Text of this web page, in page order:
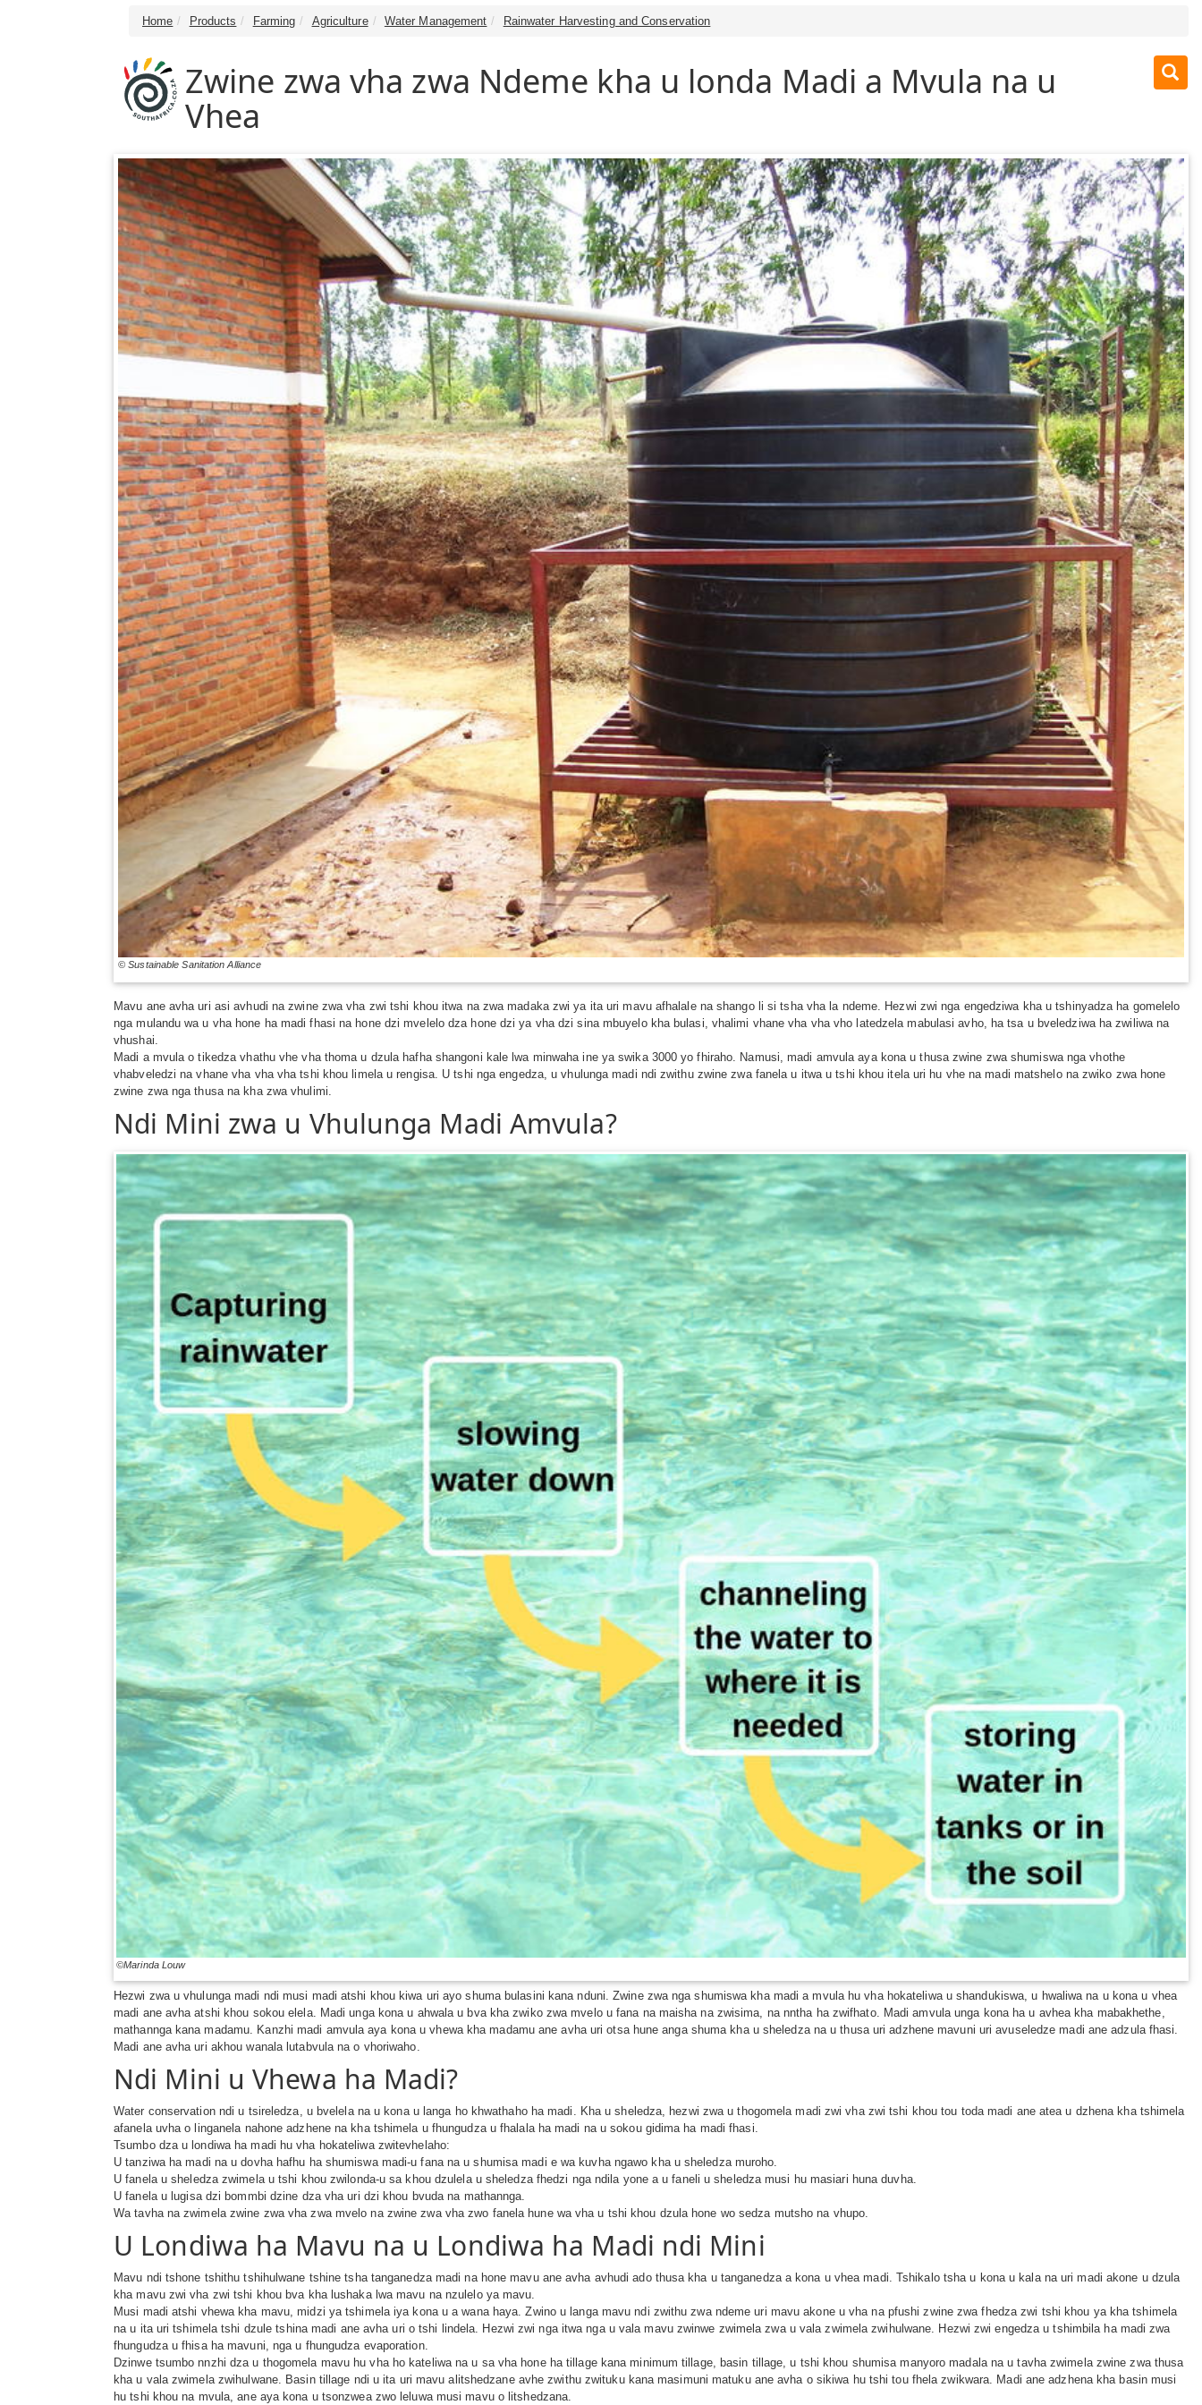
Home Products Farming Agriculture Water Management Rainwater Harvesting and Conservation
Zwine zwa vha zwa Ndeme kha u londa Madi a Mvula na u
Vhea
© Sustainable Sanitation Alliance
Mavu ane avha uri asi avhudi na zwine zwa vha zwi tshi khou itwa na zwa madaka zwi ya ita uri mavu afhalale na shango li si tsha vha la ndeme. Hezwi zwi nga engedziwa kha u tshinyadza ha gomelelo
nga mulandu wa u vha hone ha madi fhasi na hone dzi mvelelo dza hone dzi ya vha dzi sina mbuyelo kha bulasi, vhalimi vhane vha vha vho latedzela mabulasi avho, ha tsa u bveledziwa ha zwiliwa na
vhushai.
Madi a mvula o tikedza vhathu vhe vha thoma u dzula hafha shangoni kale lwa minwaha ine ya swika 3000 yo fhiraho. Namusi, madi amvula aya kona u thusa zwine zwa shumiswa nga vhothe
vhabveledzi na vhane vha vha vha tshi khou limela u rengisa. U tshi nga engedza, u vhulunga madi ndi zwithu zwine zwa fanela u itwa u tshi khou itela uri hu vhe na madi matshelo na zwiko zwa hone
zwine zwa nga thusa na kha zwa vhulimi.
Ndi Mini zwa u Vhulunga Madi Amvula?
©Marinda Louw
Hezwi zwa u vhulunga madi ndi musi madi atshi khou kiwa uri ayo shuma bulasini kana nduni. Zwine zwa nga shumiswa kha madi a mvula hu vha hokateliwa u shandukiswa, u hwaliwa na u kona u vhea
madi ane avha atshi khou sokou elela. Madi unga kona u ahwala u bva kha zwiko zwa mvelo u fana na maisha na zwisima, na nntha ha zwifhato. Madi amvula unga kona ha u avhea kha mabakhethe,
mathannga kana madamu. Kanzhi madi amvula aya kona u vhewa kha madamu ane avha uri otsa hune anga shuma kha u sheledza na u thusa uri adzhene mavuni uri avuseledze madi ane adzula fhasi.
Madi ane avha uri akhou wanala lutabvula na o vhoriwaho.
Ndi Mini u Vhewa ha Madi?
Water conservation ndi u tsireledza, u bvelela na u kona u langa ho khwathaho ha madi. Kha u sheledza, hezwi zwa u thogomela madi zwi vha zwi tshi khou tou toda madi ane atea u dzhena kha tshimela
afanela uvha o linganela nahone adzhene na kha tshimela u fhungudza u fhalala ha madi na u sokou gidima ha madi fhasi.
Tsumbo dza u londiwa ha madi hu vha hokateliwa zwitevhelaho:
U tanziwa ha madi na u dovha hafhu ha shumiswa madi-u fana na u shumisa madi e wa kuvha ngawo kha u sheledza muroho.
U fanela u sheledza zwimela u tshi khou zwilonda-u sa khou dzulela u sheledza fhedzi nga ndila yone a u faneli u sheledza musi hu masiari huna duvha.
U fanela u lugisa dzi bommbi dzine dza vha uri dzi khou bvuda na mathannga.
Wa tavha na zwimela zwine zwa vha zwa mvelo na zwine zwa vha zwo fanela hune wa vha u tshi khou dzula hone wo sedza mutsho na vhupo.
U Londiwa ha Mavu na u Londiwa ha Madi ndi Mini
Mavu ndi tshone tshithu tshihulwane tshine tsha tanganedza madi na hone mavu ane avha avhudi ado thusa kha u tanganedza a kona u vhea madi. Tshikalo tsha u kona u kala na uri madi akone u dzula
kha mavu zwi vha zwi tshi khou bva kha lushaka lwa mavu na nzulelo ya mavu.
Musi madi atshi vhewa kha mavu, midzi ya tshimela iya kona u a wana haya. Zwino u langa mavu ndi zwithu zwa ndeme uri mavu akone u vha na pfushi zwine zwa fhedza zwi tshi khou ya kha tshimela
na u ita uri tshimela tshi dzule tshina madi ane avha uri o tshi lindela. Hezwi zwi nga itwa nga u vala mavu zwinwe zwimela zwa u vala zwimela zwihulwane. Hezwi zwi engedza u tshimbila ha madi zwa
fhungudza u fhisa ha mavuni, nga u fhungudza evaporation.
Dzinwe tsumbo nnzhi dza u thogomela mavu hu vha ho kateliwa na u sa vha hone ha tillage kana minimum tillage, basin tillage, u tshi khou shumisa manyoro madala na u tavha zwimela zwine zwa thusa
kha u vala zwimela zwihulwane. Basin tillage ndi u ita uri mavu alitshedzane avhe zwithu zwituku kana masimuni matuku ane avha o sikiwa hu tshi tou fhela zwikwara. Madi ane adzhena kha basin musi
hu tshi khou na mvula, ane aya kona u tsonzwea zwo leluwa musi mavu o litshedzana.